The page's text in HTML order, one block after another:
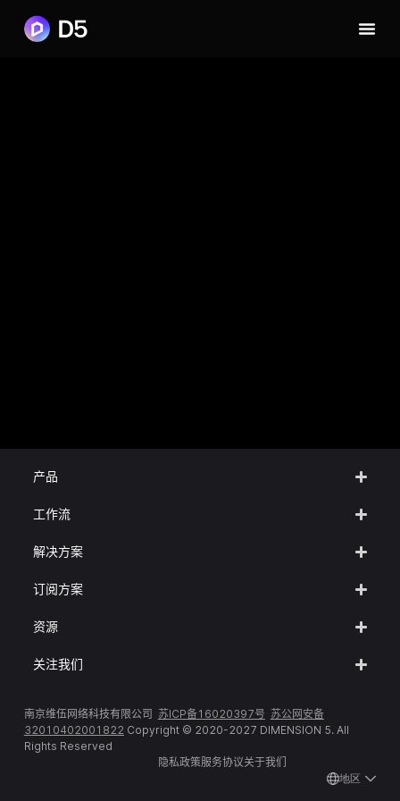
产品
工作流
解决方案
订阅方案
资源
关注我们
南京维伍网络科技有限公司 苏ICP备16020397号 苏公网安备
32010402001822 Copyright © 2020-2027 DIMENSION 5. All
Rights Reserved
隐私政策服务协议关于我们
地区